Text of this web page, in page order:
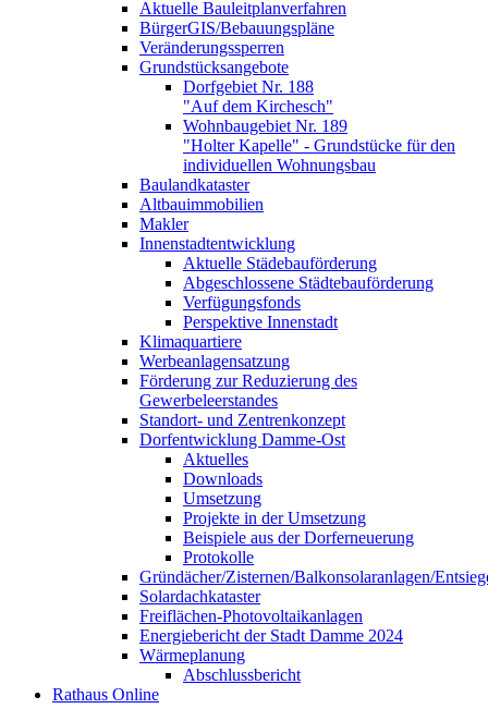
Aktuelle Bauleitplanverfahren
BürgerGIS/Bebauungspläne
Veränderungssperren
Grundstücksangebote
Dorfgebiet Nr. 188
"Auf dem Kirchesch"
Wohnbaugebiet Nr. 189
"Holter Kapelle" - Grundstücke für den
individuellen Wohnungsbau
Baulandkataster
Altbauimmobilien
Makler
Innenstadtentwicklung
Aktuelle Städebauförderung
Abgeschlossene Städtebauförderung
Verfügungsfonds
Perspektive Innenstadt
Klimaquartiere
Werbeanlagensatzung
Förderung zur Reduzierung des
Gewerbeleerstandes
Standort- und Zentrenkonzept
Dorfentwicklung Damme-Ost
Aktuelles
Downloads
Umsetzung
Projekte in der Umsetzung
Beispiele aus der Dorferneuerung
Protokolle
Gründächer/Zisternen/Balkonsolaranlagen/
Solardachkataster
Freiflächen-Photovoltaikanlagen
Energiebericht der Stadt Damme 2024
Wärmeplanung
Abschlussbericht
Rathaus Online